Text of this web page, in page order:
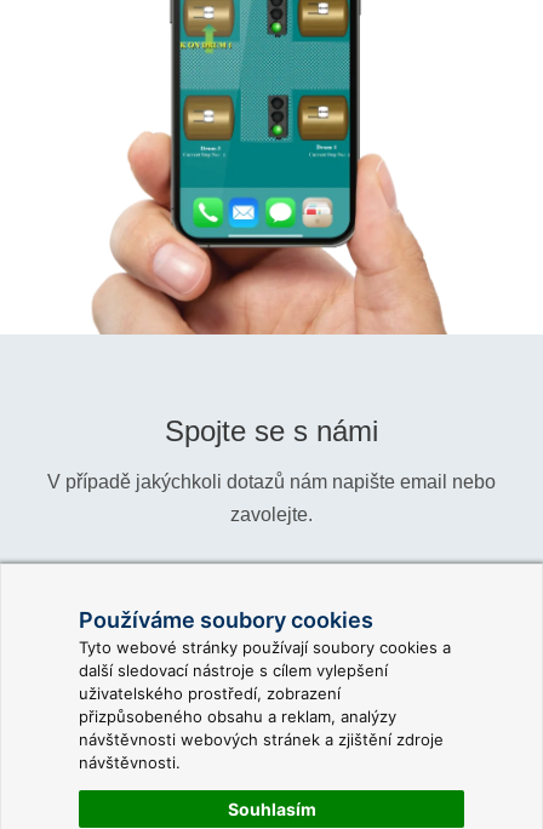
Používáme soubory cookies
Tyto webové stránky používají soubory cookies a
další sledovací nástroje s cílem vylepšení
uživatelského prostředí, zobrazení
přizpůsobeného obsahu a reklam, analýzy
návštěvnosti webových stránek a zjištění zdroje
návštěvnosti.
Souhlasím
Spojte se s námi
V případě jakýchkoli dotazů nám napište email nebo
zavolejte.
Informace:
Obchod:
Podpora:
info@reliance-scada.com
sales@reliance-scada.com
support@reliance-scada.com